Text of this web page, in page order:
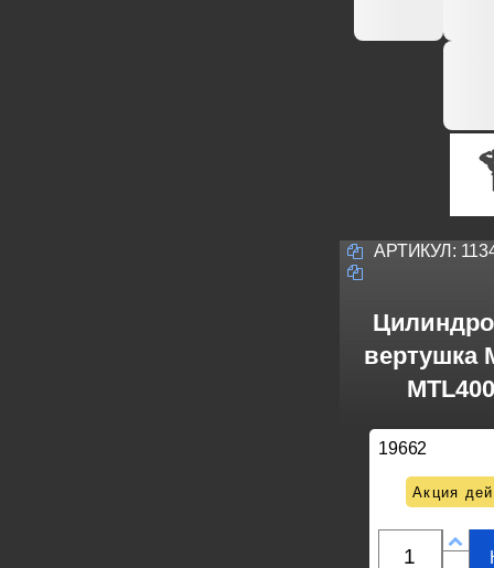
АРТИКУЛ:
вертушка
19662
Акция